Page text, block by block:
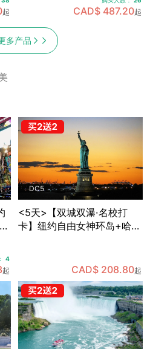
起
华机场免费接送机CAD$ 487.20起
多产品
4
起
DC5
<5天>【双城双瀑·名校打
卡】纽约自由女神环岛+哈佛
标三连拍，费城+纽约双城打
卡
CAD$ 208.80起